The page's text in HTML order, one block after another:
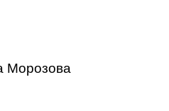
Морозова